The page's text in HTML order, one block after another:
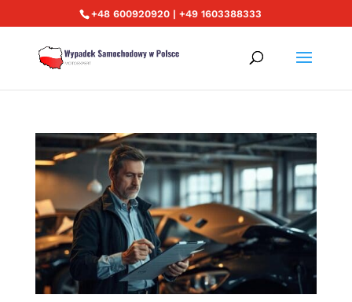
+48 600920920 | +49 1603388333